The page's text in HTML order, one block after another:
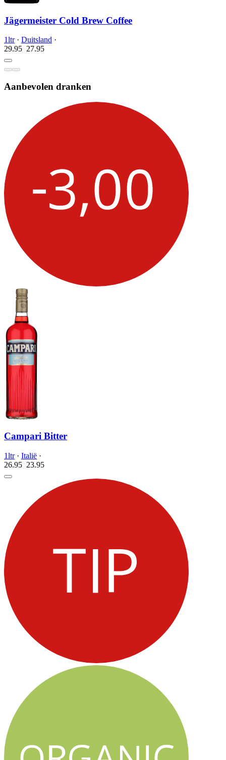
Jägermeister Cold Brew Coffee
1ltr· Duitsland ·
29.95 27.95
Aanbevolen dranken
Campari Bitter
1ltr· Italië ·
26.95 23.95